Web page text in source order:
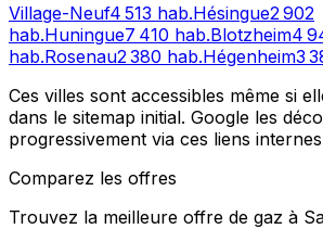
Village-Neuf4 513 hab.Hésingue2 902
hab.Huningue7 410 hab.Blotzheim4
hab.Rosenau2 380 hab.Hégenheim3
Ces villes sont accessibles même si
dans le sitemap initial. Google les
progressivement via ces liens
Comparez les offres
Trouvez la meilleure offre de gaz à